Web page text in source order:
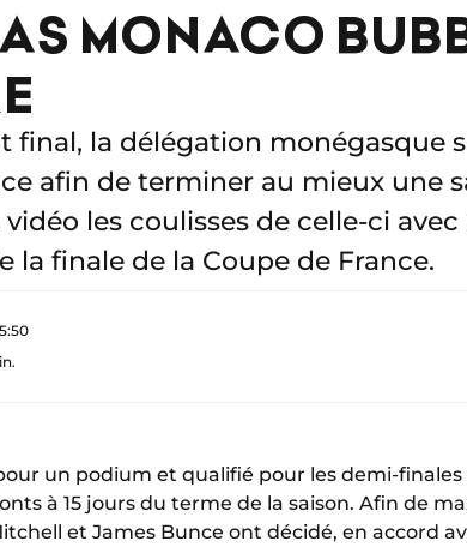
MONACO
final, la délégation monégasque
afin de terminer au mieux une
les coulisses de celle-ci
la finale de la Coupe de France.
un podium et qualifié pour les demi-finales
à 15 jours du terme de la saison. Afin de
et James Bunce ont décidé, en accord